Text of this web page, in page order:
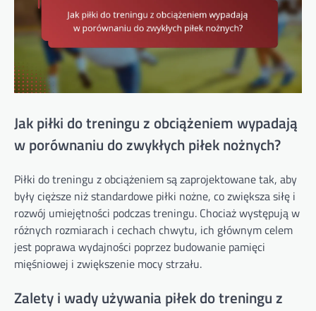
Jak piłki do treningu z obciążeniem wypadają
w porównaniu do zwykłych piłek nożnych?
Piłki do treningu z obciążeniem są zaprojektowane tak, aby
były cięższe niż standardowe piłki nożne, co zwiększa siłę i
rozwój umiejętności podczas treningu. Chociaż występują w
różnych rozmiarach i cechach chwytu, ich głównym celem
jest poprawa wydajności poprzez budowanie pamięci
mięśniowej i zwiększenie mocy strzału.
Zalety i wady używania piłek do treningu z